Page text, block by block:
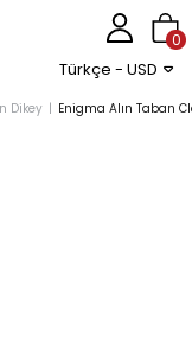
Türkçe - USD
0
Dikey Enigma Alın Taban